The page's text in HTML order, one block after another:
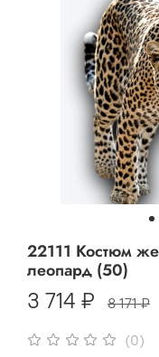
(0)
22111 Костюм
леопард (50)
3 714 ₽ 8 171 ₽